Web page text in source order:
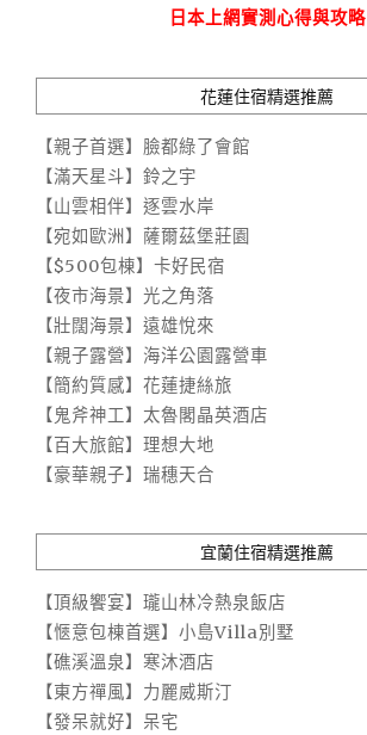
日本上網實測心得與攻略
花蓮住宿精選推薦
【親子首選】臉都綠了會館
【滿天星斗】鈴之宇
【山雲相伴】逐雲水岸
【宛如歐洲】薩爾茲堡莊園
【$500包棟】卡好民宿
【夜市海景】光之角落
【壯闊海景】遠雄悅來
【親子露營】海洋公園露營車
【簡約質感】花蓮捷絲旅
【鬼斧神工】太魯閣晶英酒店
【百大旅館】理想大地
【豪華親子】瑞穗天合
宜蘭住宿精選推薦
【頂級饗宴】瓏山林冷熱泉飯店
【愜意包棟首選】小島Villa別墅
【礁溪溫泉】寒沐酒店
【東方禪風】力麗威斯汀
【發呆就好】呆宅